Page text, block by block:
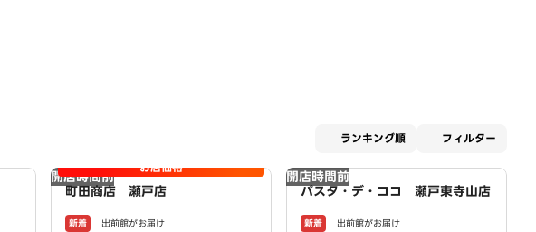
ランキング順 フィルター
開店時間前 お店価格
町田商店 瀬戸店
新着 出前館がお届け
開店時間前
パスタ・デ・ココ 瀬戸東寺山店
新着 出前館がお届け